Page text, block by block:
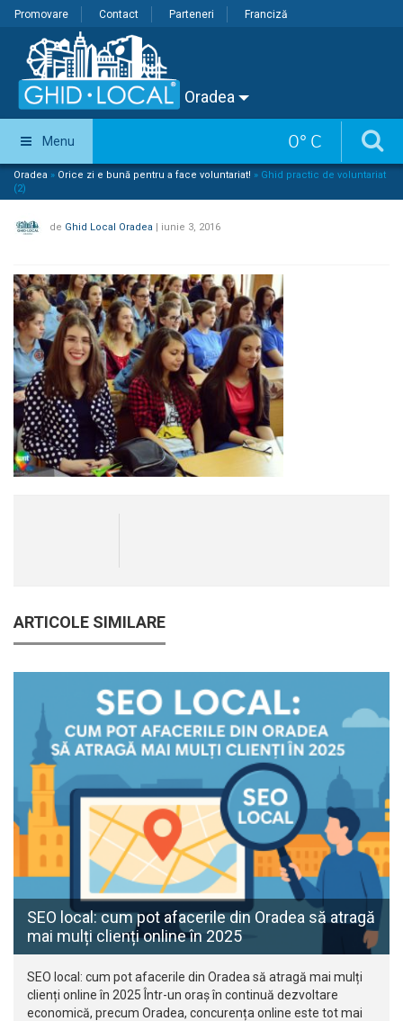
Promovare Contact Parteneri Franciză
Oradea
0° C
Menu
Oradea » Orice zi e bună pentru a face voluntariat! » Ghid practic de voluntariat
(2)
de Ghid Local Oradea | iunie 3, 2016
ARTICOLE SIMILARE
SEO local: cum pot afacerile din Oradea să atragă
mai mulți clienți online în 2025
SEO local: cum pot afacerile din Oradea să atragă mai mulți
clienți online în 2025 Într-un oraș în continuă dezvoltare
economică, precum Oradea, concurența online este tot mai